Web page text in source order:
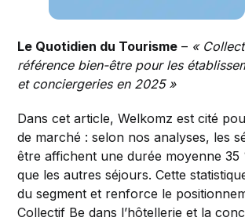
Le Quotidien du Tourisme – «
référence bien-être pour les
et conciergeries en 2025 »
Dans cet article, Welkomz est cité
de marché : selon nos analyses, les
être affichent une durée moyenne 35
que les autres séjours. Cette
du segment et renforce le
Collectif Be dans l’hôtellerie et la